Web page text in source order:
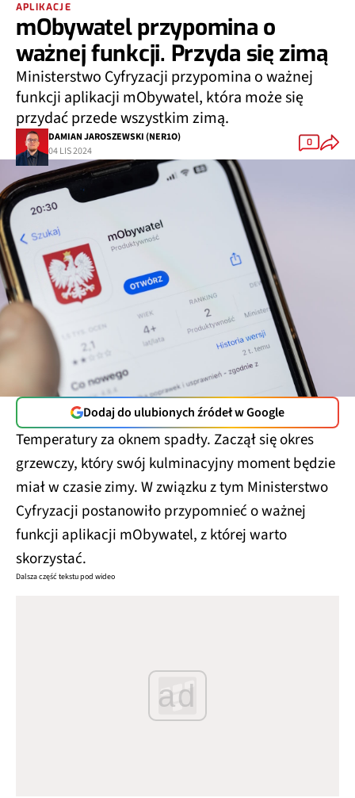
APLIKACJE
mObywatel przypomina o
ważnej funkcji. Przyda się zimą
Ministerstwo Cyfryzacji przypomina o ważnej
funkcji aplikacji mObywatel, która może się
przydać przede wszystkim zimą.
DAMIAN JAROSZEWSKI (NER1O)
04 LIS 2024
0
Dodaj do ulubionych źródeł w Google
Temperatury za oknem spadły. Zaczął się okres
grzewczy, który swój kulminacyjny moment będzie
miał w czasie zimy. W związku z tym Ministerstwo
Cyfryzacji postanowiło przypomnieć o ważnej
funkcji aplikacji mObywatel, z której warto
skorzystać.
Dalsza część tekstu pod wideo
ad